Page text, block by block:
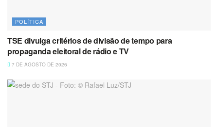
POLÍTICA
TSE divulga critérios de divisão de tempo para
propaganda eleitoral de rádio e TV
7 DE AGOSTO DE 2026